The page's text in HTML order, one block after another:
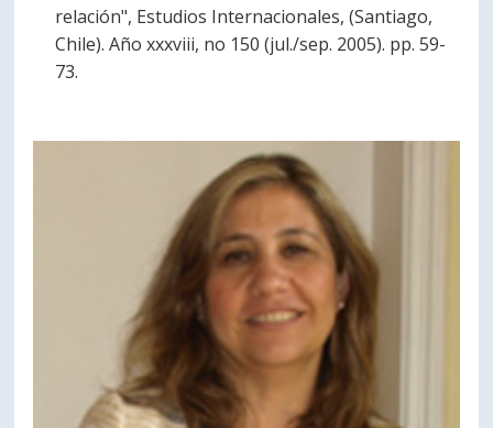
relación", Estudios Internacionales, (Santiago,
Chile). Año xxxviii, no 150 (jul./sep. 2005). pp. 59-
73.